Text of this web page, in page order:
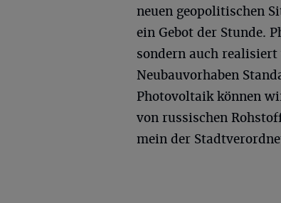
neuen geopolitischen
ein Gebot der Stunde.
sondern auch
Neubauvorhaben
Photovoltaik können
von russischen
mein der